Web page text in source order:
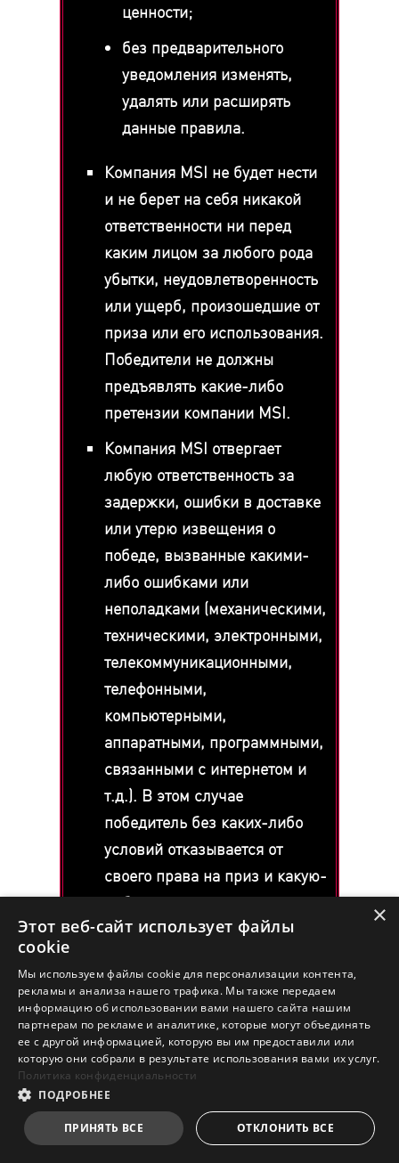
ценности;
без предварительного
уведомления изменять,
удалять или расширять
данные правила.
Компания MSI не будет нести
и не берет на себя никакой
ответственности ни перед
каким лицом за любого рода
убытки, неудовлетворенность
или ущерб, произошедшие от
приза или его использования.
Победители не должны
предъявлять какие-либо
претензии компании MSI.
Компания MSI отвергает
любую ответственность за
задержки, ошибки в доставке
или утерю извещения о
победе, вызванные какими-
либо ошибками или
неполадками (механическими,
техническими, электронными,
телекоммуникационными,
телефонными,
компьютерными,
аппаратными, программными,
связанными с интернетом и
т.д.). В этом случае
победитель без каких-либо
условий отказывается от
своего права на приз и какую-
либо компенсацию.
ГАРАНТИЙ MSI.
Призы компании MSI
поставляются по принципу «Как
есть», то есть без каких-либо
явных или подразумеваемых
гарантий, в том числе гарантий
товарной пригодности, патентной
×
Этот веб-сайт использует файлы
cookie
Мы используем файлы cookie для персонализации контента,
рекламы и анализа нашего трафика. Мы также передаем
информацию об использовании вами нашего сайта нашим
партнерам по рекламе и аналитике, которые могут объединять
ее с другой информацией, которую вы им предоставили или
которую они собрали в результате использования вами их услуг.
Политика конфиденциальности
ПОДРОБНЕЕ
ПРИНЯТЬ ВСЕ ОТКЛОНИТЬ ВСЕ